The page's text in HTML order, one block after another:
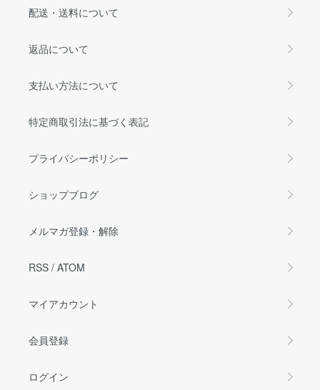
配送・送料について
返品について
支払い方法について
特定商取引法に基づく表記
プライバシーポリシー
ショップブログ
メルマガ登録・解除
RSS / ATOM
マイアカウント
会員登録
ログイン